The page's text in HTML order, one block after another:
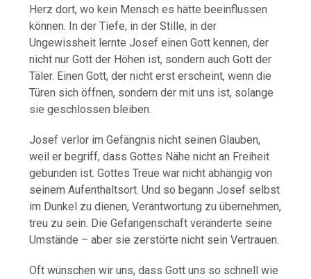
Herz dort, wo kein Mensch es hätte beeinflussen
können. In der Tiefe, in der Stille, in der
Ungewissheit lernte Josef einen Gott kennen, der
nicht nur Gott der Höhen ist, sondern auch Gott der
Täler. Einen Gott, der nicht erst erscheint, wenn die
Türen sich öffnen, sondern der mit uns ist, solange
sie geschlossen bleiben.
Josef verlor im Gefängnis nicht seinen Glauben,
weil er begriff, dass Gottes Nähe nicht an Freiheit
gebunden ist. Gottes Treue war nicht abhängig von
seinem Aufenthaltsort. Und so begann Josef selbst
im Dunkel zu dienen, Verantwortung zu übernehmen,
treu zu sein. Die Gefangenschaft veränderte seine
Umstände – aber sie zerstörte nicht sein Vertrauen.
Oft wünschen wir uns, dass Gott uns so schnell wie